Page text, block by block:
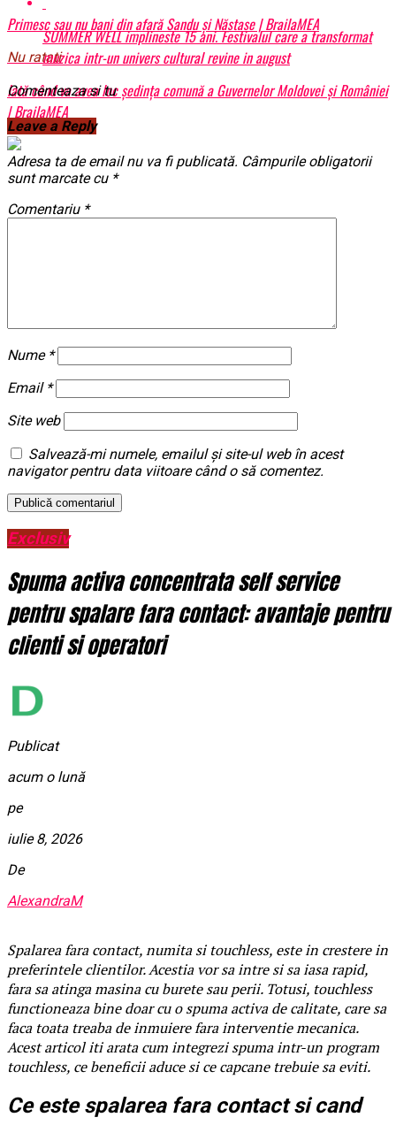
Primesc sau nu bani din afară Sandu și Năstase | BrailaMEA
Nu ratati
Iată când va avea loc ședința comună a Guvernelor Moldovei și României
| BrailaMEA
SUMMER WELL implineste 15 ani. Festivalul care a transformat
muzica intr-un univers cultural revine in august
Comenteaza si tu
Leave a Reply
Adresa ta de email nu va fi publicată. Câmpurile obligatorii
sunt marcate cu *
Comentariu *
Nume *
Email *
Site web
Salvează-mi numele, emailul și site-ul web în acest
navigator pentru data viitoare când o să comentez.
Exclusiv
Spuma activa concentrata self service
pentru spalare fara contact: avantaje pentru
clienti si operatori
Publicat
acum o lună
pe
iulie 8, 2026
De
AlexandraM
Spalarea fara contact, numita si touchless, este in crestere in
preferintele clientilor. Acestia vor sa intre si sa iasa rapid,
fara sa atinga masina cu burete sau perii. Totusi, touchless
functioneaza bine doar cu o spuma activa de calitate, care sa
faca toata treaba de inmuiere fara interventie mecanica.
Acest articol iti arata cum integrezi spuma intr-un program
touchless, ce beneficii aduce si ce capcane trebuie sa eviti.
Ce este spalarea fara contact si cand